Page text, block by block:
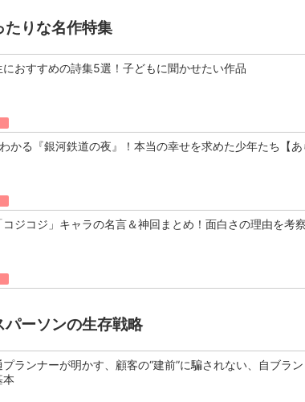
たりな名作特集
におすすめの詩集5選！子どもに聞かせたい作品
かる『銀河鉄道の夜』！本当の幸せを求めた少年たち【あ
ジコジ」キャラの名言＆神回まとめ！面白さの理由を考察
ーソンの生存戦略
プランナーが明かす、顧客の“建前”に騙されない、自ブラ
本